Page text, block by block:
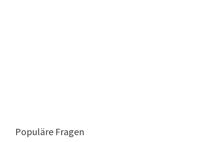
Populäre Fragen